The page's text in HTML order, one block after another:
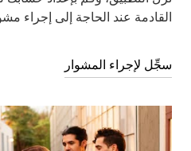
القادمة عند الحاجة إلى إجراء
سجِّل لإجراء المشوار